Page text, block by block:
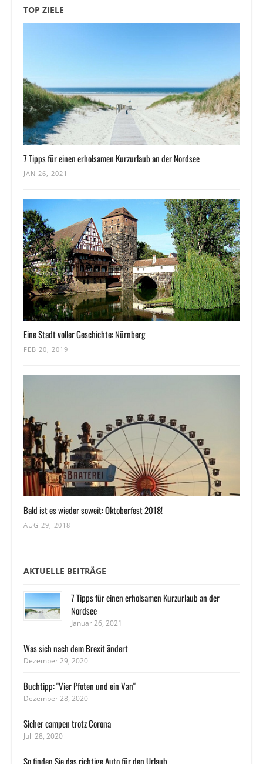
TOP ZIELE
7 Tipps für einen erholsamen Kurzurlaub an der Nordsee
JAN 26, 2021
Eine Stadt voller Geschichte: Nürnberg
FEB 20, 2019
Bald ist es wieder soweit: Oktoberfest 2018!
AUG 29, 2018
AKTUELLE BEITRÄGE
7 Tipps für einen erholsamen Kurzurlaub an der
Nordsee
Januar 26, 2021
Was sich nach dem Brexit ändert
Dezember 29, 2020
Buchtipp: "Vier Pfoten und ein Van"
Dezember 28, 2020
Sicher campen trotz Corona
Juli 28, 2020
So finden Sie das richtige Auto für den Urlaub